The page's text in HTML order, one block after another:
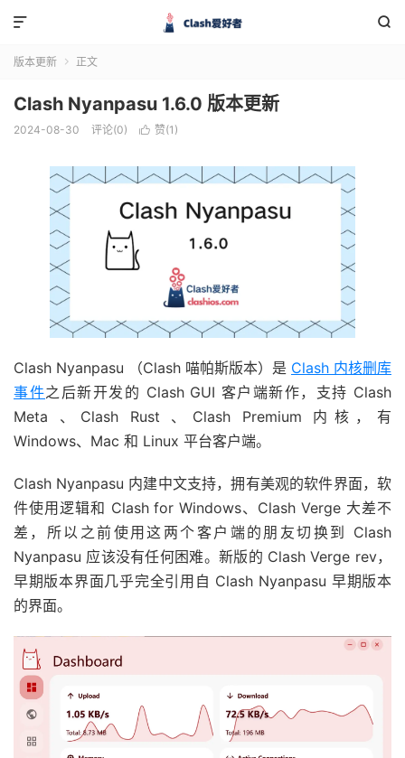


版本更新  正文
Clash Nyanpasu 1.6.0 版本更新
2024-08-30 评论(0)  赞(1 )
Clash Nyanpasu （Clash 喵帕斯版本）是 Clash 内核删库
事件之后新开发的 Clash GUI 客户端新作，支持 Clash
Meta 、Clash Rust 、Clash Premium 内核，有
Windows、Mac 和 Linux 平台客户端。
Clash Nyanpasu 内建中文支持，拥有美观的软件界面，软
件使用逻辑和 Clash for Windows、Clash Verge 大差不
差，所以之前使用这两个客户端的朋友切换到 Clash
Nyanpasu 应该没有任何困难。新版的 Clash Verge rev，
早期版本界面几乎完全引用自 Clash Nyanpasu 早期版本
的界面。